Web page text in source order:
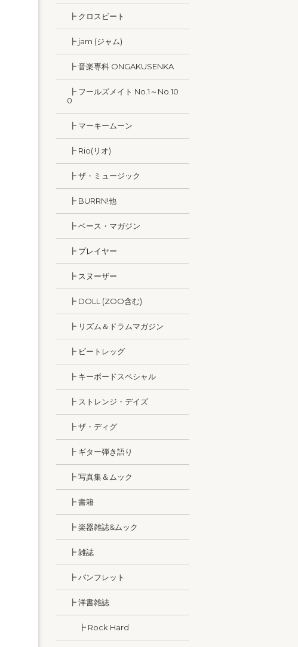
┣ クロスビート
┣ jam (ジャム)
┣ 音楽専科 ONGAKUSENKA
┣ フールズメイト No.1～No.10
0
┣ マーキームーン
┣ Rio(リオ)
┣ ザ・ミュージック
┣ BURRN!他
┣ ベース・マガジン
┣ プレイヤー
┣ スヌーザー
┣ DOLL (ZOO含む)
┣ リズム＆ドラムマガジン
┣ ビートレッグ
┣ キーボードスペシャル
┣ ストレンジ・デイズ
┣ ザ・ディグ
┣ ギター弾き語り
┣ 写真集＆ムック
┣ 書籍
┣ 楽器雑誌&ムック
┣ 雑誌
┣ パンフレット
┣ 洋書雑誌
┣ Rock Hard